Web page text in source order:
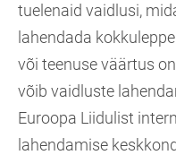
tuelenaid vaidlusi,
lahendada
või teenuse väärtus
võib vaidluste
Euroopa Liidulist
lahendamise